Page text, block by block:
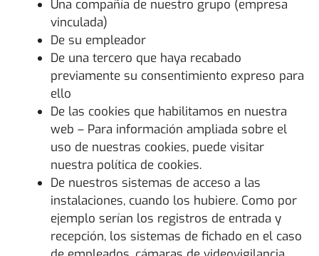
Una compañía de nuestro grupo (empresa
vinculada)
De su empleador
De una tercero que haya recabado
previamente su consentimiento expreso para
ello
De las cookies que habilitamos en nuestra
web – Para información ampliada sobre el
uso de nuestras cookies, puede visitar
nuestra política de cookies.
De nuestros sistemas de acceso a las
instalaciones, cuando los hubiere. Como por
ejemplo serían los registros de entrada y
recepción, los sistemas de fichado en el caso